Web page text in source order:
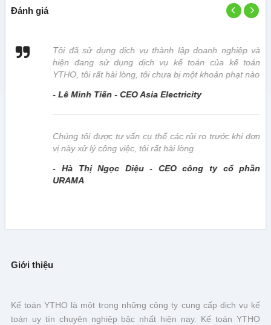
Đánh giá
Tôi đã sử dụng dịch vụ thành lập doanh nghiệp và
hiện đang sử dụng dịch vụ kế toán của kế toán
YTHO, tôi rất hài lòng, tôi chưa bị một khoản phạt nào
- Lê Minh Tiến - CEO Asia Electricity
Chúng tôi được tư vấn cụ thể các rủi ro trước khi đơn
vị này xử lý công việc, tôi rất hài lòng
- Hà Thị Ngọc Diệu - CEO công ty cổ phần
URAMA
Giới thiệu
Kế toán YTHO là một trong những công ty cung cấp dịch vụ kế
toán uy tín chuyên nghiệp bậc nhất hiện nay. Kế toán YTHO